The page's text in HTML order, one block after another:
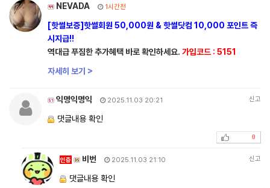
NEVADA 1시간전
[핫썰보증]핫썰회원 50,000원 & 핫썰닷컴 10,000 포인트 즉
시지급!!
역대급 푸짐한 추가혜택 바로 확인하세요. 가입코드 : 5151
자세히 보기 >
익명익명익 2025.11.03 20:21 신고
댓글내용 확인
0
인증 비번 2025.11.03 21:10 신고
댓글내용 확인